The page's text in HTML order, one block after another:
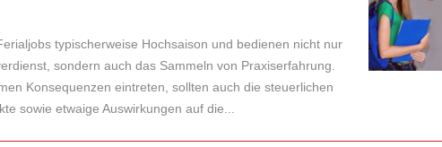
typischerweise Hochsaison und bedienen nicht nur
sondern auch das Sammeln von Praxiserfahrung.
Konsequenzen eintreten, sollten auch die steuerlichen
sowie etwaige Auswirkungen auf die...